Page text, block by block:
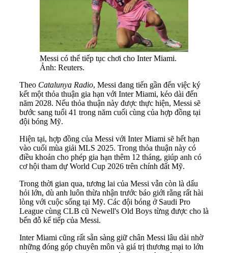
Messi có thể tiếp tục chơi cho Inter Miami.
Ảnh: Reuters.
Theo Catalunya Radio, Messi đang tiến gần đến việc ký
kết một thỏa thuận gia hạn với Inter Miami, kéo dài đến
năm 2028. Nếu thỏa thuận này được thực hiện, Messi sẽ
bước sang tuổi 41 trong năm cuối cùng của hợp đồng tại
đội bóng Mỹ.
Hiện tại, hợp đồng của Messi với Inter Miami sẽ hết hạn
vào cuối mùa giải MLS 2025. Trong thỏa thuận này có
điều khoản cho phép gia hạn thêm 12 tháng, giúp anh có
cơ hội tham dự World Cup 2026 trên chính đất Mỹ.
Trong thời gian qua, tương lai của Messi vẫn còn là dấu
hỏi lớn, dù anh luôn thừa nhận trước báo giới rằng rất hài
lòng với cuộc sống tại Mỹ. Các đội bóng ở Saudi Pro
League cùng CLB cũ Newell's Old Boys từng được cho là
bến đỗ kế tiếp của Messi.
Inter Miami cũng rất sẵn sàng giữ chân Messi lâu dài nhờ
những đóng góp chuyên môn và giá trị thương mại to lớn